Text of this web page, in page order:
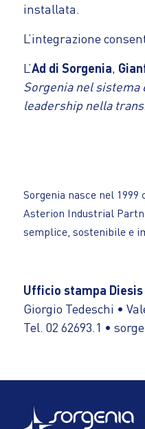
installata.
L’integrazione
L’Ad di Sorgenia,
Sorgenia nel
leadership nella
Sorgenia nasce nel
Asterion Industrial
semplice, sostenibile e
Ufficio stampa Diesis
Giorgio Tedeschi •
Tel. 02 62693.1 •